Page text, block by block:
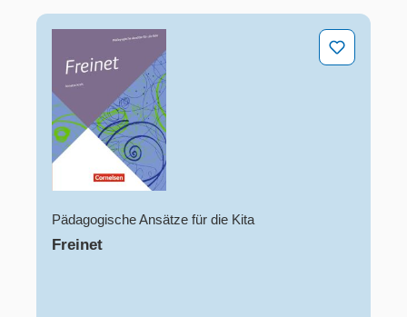
Pädagogische Ansätze für die Kita
Freinet